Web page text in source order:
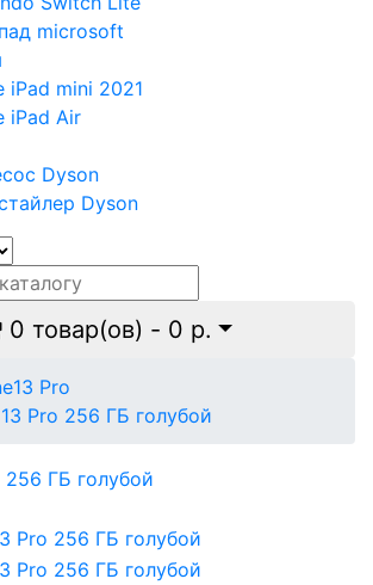
microsoft
iPad mini 2021
iPad Air
Dyson
Dyson
0 товар(ов) - 0 р.
13 Pro
Pro 256 ГБ голубой